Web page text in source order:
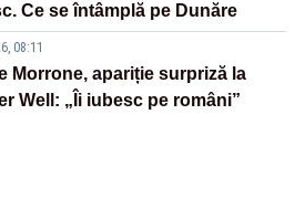
Ce se întâmplă pe Dunăre
08:11
Morrone, apariție surpriză la
Well: „Îi iubesc pe români”